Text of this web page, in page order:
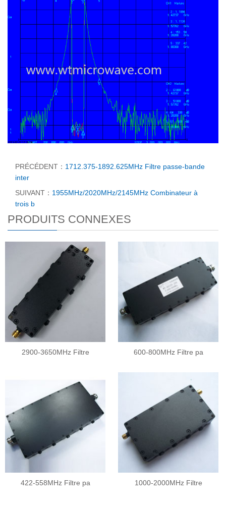
PRÉCÉDENT： 1712.375-1892.625MHz Filtre passe-bande
inter
SUIVANT： 1955MHz/2020MHz/2145MHz Combinateur à
trois b
PRODUITS CONNEXES
2900-3650MHz Filtre 600-800MHz Filtre pa
422-558MHz Filtre pa 1000-2000MHz Filtre